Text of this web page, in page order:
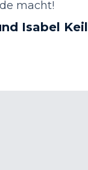
macht!
Isabel Keil